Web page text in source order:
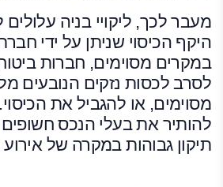
מעבר לכך, ליקויי בניה
היקף הכיסוי שניתן על ידי
במקרים מסוימים, חברות
לסרב לכסות נזקים הנובעים
מסוימים, או להגביל את
להותיר את בעלי הנכס חשופים
תיקון גבוהות במקרה של אירוע